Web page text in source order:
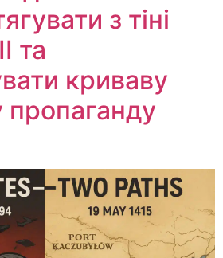
з тіні
та
криваву
пропаганду